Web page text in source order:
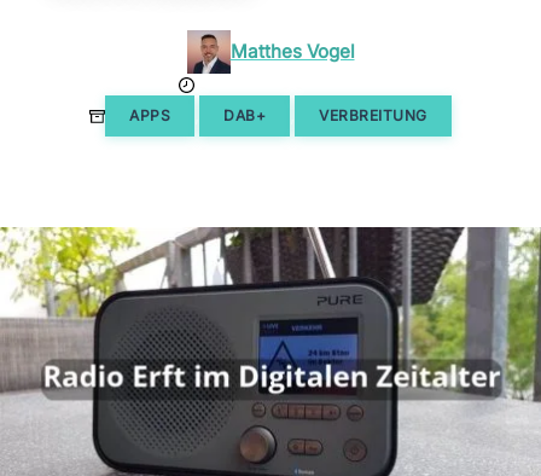
Matthes Vogel
APPS DAB+ VERBREITUNG